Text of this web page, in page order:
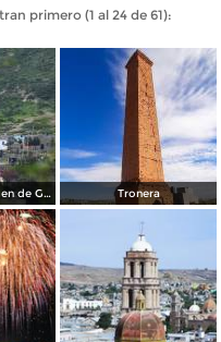
primero (1 al 24 de 61):
Templo de la Virgen de Guadalupe Tronera